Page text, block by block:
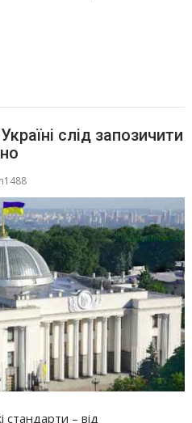
слід запозичити
стандарти – від